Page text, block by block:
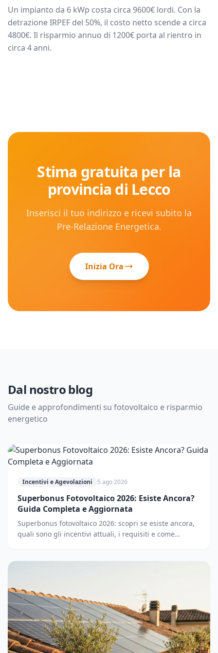
Un impianto da 6 kWp costa circa 9600€ lordi. Con la
detrazione IRPEF del 50%, il costo netto scende a circa
4800€. Il risparmio annuo di 1200€ porta al rientro in
circa 4anni.
Stima gratuita per la
provincia di Lecco
Inserisci il tuo indirizzo e ricevi subito la
Pre-Relazione Energetica.
Inizia Ora
Dal nostro blog
Guide e approfondimenti su fotovoltaico e risparmio
energetico
Incentivi e Agevolazioni 5 ago 2026
Superbonus Fotovoltaico 2026: Esiste Ancora?
Guida Completa e Aggiornata
Superbonus fotovoltaico 2026: scopri se esiste ancora,
quali sono gli incentivi attuali, i requisiti e come